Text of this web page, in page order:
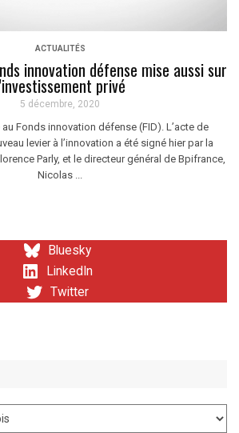
ACTUALITÉS
innovation défense mise aussi sur
privé
5 décembre, 2020
Fonds innovation défense (FID). L’acte de
levier à l’innovation a été signé hier par la
Parly, et le directeur général de Bpifrance,
Nicolas ...
Bluesky
LinkedIn
Twitter